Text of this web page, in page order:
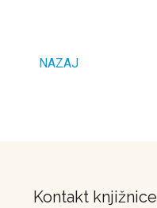
NAZAJ
Kontakt knjižnice